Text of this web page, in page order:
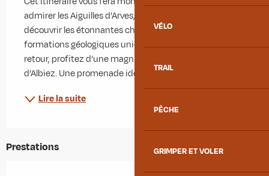
VÉLO
TRAIL
PÊCHE
GRIMPER ET VOLER
admirer les Aiguilles d’Arves, le glacier de l’Étendard, et
découvrir les étonnantes cheminées de fée,
formations géologiques uniques. Tout au long du
retour, profitez d’une magnifique vue sur le village
d’Albiez. Une promenade idéale pour tous, en...
Lire la suite
Prestations